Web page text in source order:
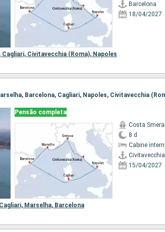
Barcelona
18/04/2027
Cagliari, Civitavecchia (Roma), Napoles
Barcelona, Cagliari, Napoles, Civitavecchia
Pensão completa
Costa
8 d
Cabine
15/04/2027
Cagliari, Marselha, Barcelona